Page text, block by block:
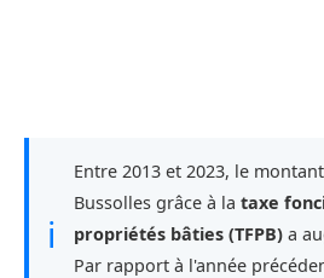
ℹ
Entre 2013 et 2023, le
Bussolles grâce à la taxe
propriétés bâties (TFPB) a
Par rapport à l'année